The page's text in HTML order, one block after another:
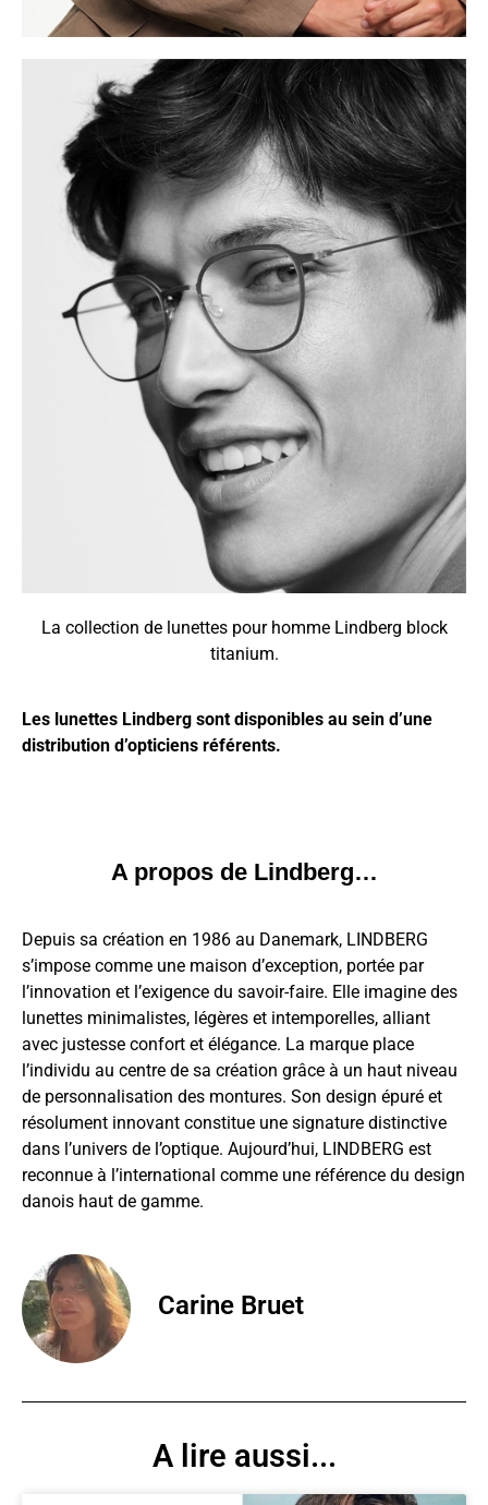
La collection de lunettes pour homme Lindberg block
titanium.
Les lunettes Lindberg sont disponibles au sein d’une
distribution d’opticiens référents.
A propos de Lindberg…
Depuis sa création en 1986 au Danemark, LINDBERG
s’impose comme une maison d’exception, portée par
l’innovation et l’exigence du savoir-faire. Elle imagine des
lunettes minimalistes, légères et intemporelles, alliant
avec justesse confort et élégance. La marque place
l’individu au centre de sa création grâce à un haut niveau
de personnalisation des montures. Son design épuré et
résolument innovant constitue une signature distinctive
dans l’univers de l’optique. Aujourd’hui, LINDBERG est
reconnue à l’international comme une référence du design
danois haut de gamme.
Carine Bruet
A lire aussi...